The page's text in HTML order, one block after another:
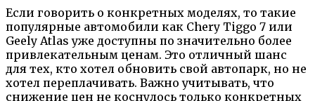
Если говорить о конкретных моделях, то такие
популярные автомобили как Chery Tiggo 7 или
Geely Atlas уже доступны по значительно более
привлекательным ценам. Это отличный шанс
для тех, кто хотел обновить свой автопарк, но не
хотел переплачивать. Важно учитывать, что
снижение цен не коснулось только конкретных